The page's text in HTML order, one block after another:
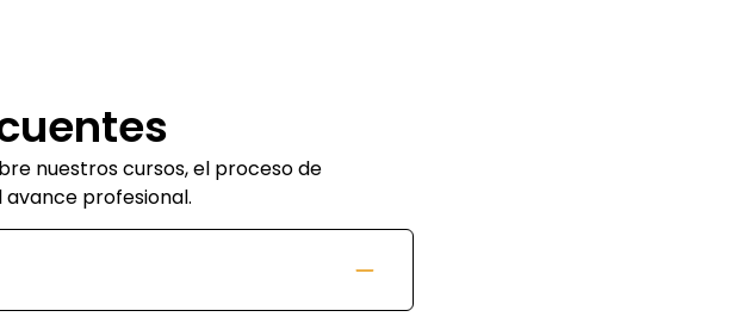
nuestros cursos, el proceso de
profesional.